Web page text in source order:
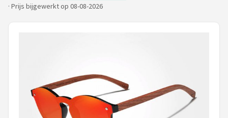
Baby zonnebrillen
KIMU
· Prijs bijgewerkt op 08-08-2026